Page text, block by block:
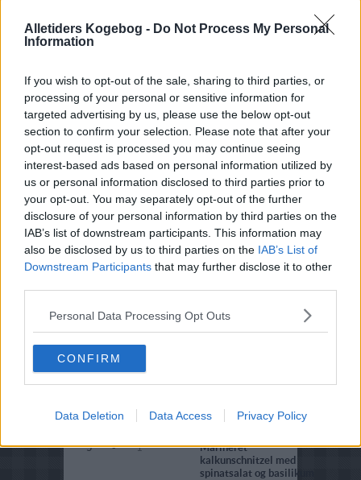
Alletiders Kogebog - Do Not Process My Personal
Information
If you wish to opt-out of the sale, sharing to third parties, or
processing of your personal or sensitive information for
targeted advertising by us, please use the below opt-out
section to confirm your selection. Please note that after your
opt-out request is processed you may continue seeing
interest-based ads based on personal information utilized by
us or personal information disclosed to third parties prior to
your opt-out. You may separately opt-out of the further
disclosure of your personal information by third parties on the
IAB’s list of downstream participants. This information may
also be disclosed by us to third parties on the IAB’s List of
Downstream Participants that may further disclose it to other
Personal Data Processing Opt Outs
CONFIRM
Data Deletion Data Access Privacy Policy
5 - 1
Marinerede schnitzler
5 - 1
Kalkunschnitzler bagt i
bagepapir med pastinak
og tomat
5 - 1
Kalkunschnitzler i fad
med tomater
5 - 1
Kalkunschnitzler med
krydderurtepanade
5 - 1
Kalkunroulade på pasta i
ost
5 3 Kalkunschnitzel
Kalkunschnitzel farseret
5 -
16
Marinerede
kalkunschnitzler
5 - 1
Marineret
kalkunschnitzel med
spinatsalat og basilikum